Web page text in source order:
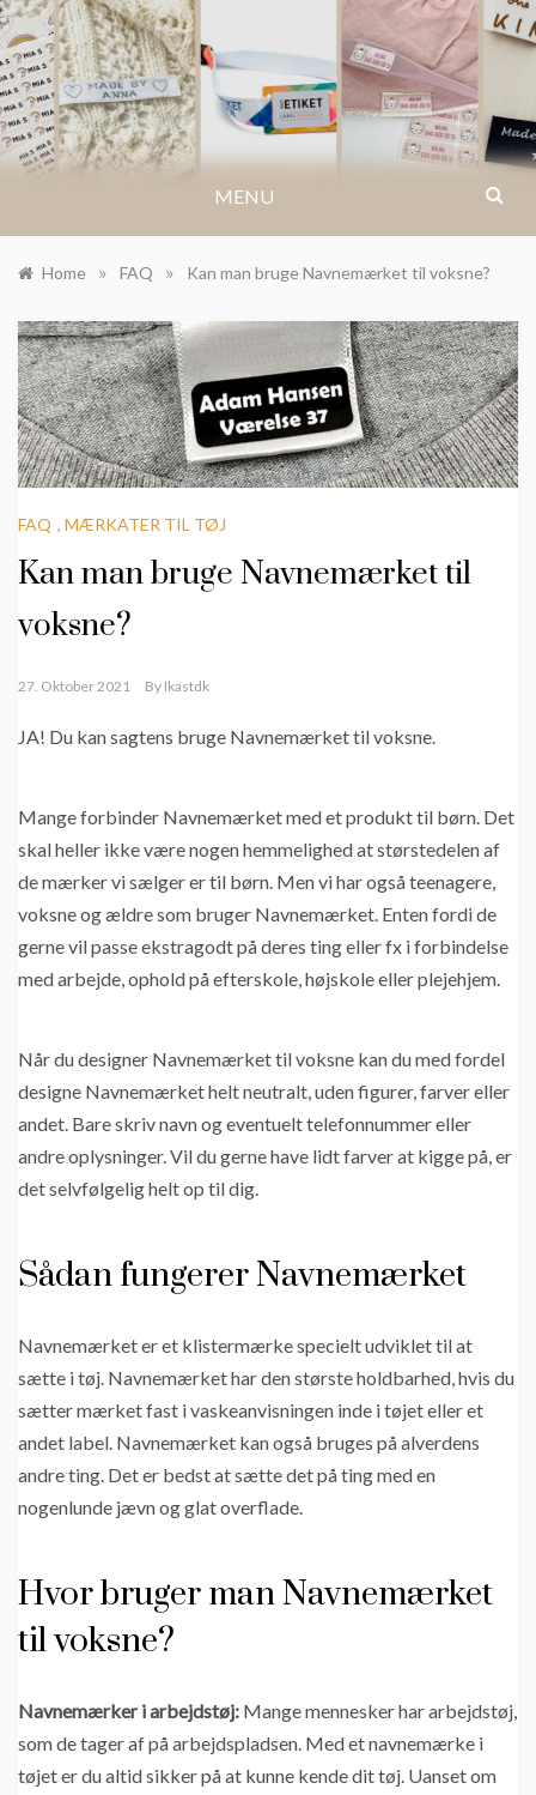
Skip
to
content
BLOG.IKASTETIKET.DK
MENU
Home » FAQ » Kan man bruge Navnemærket til voksne?
FAQ , MÆRKATER TIL TØJ
Kan man bruge Navnemærket til
voksne?
27. Oktober 2021 By Ikastdk
JA! Du kan sagtens bruge Navnemærket til voksne.
Mange forbinder Navnemærket med et produkt til børn. Det
skal heller ikke være nogen hemmelighed at størstedelen af
de mærker vi sælger er til børn. Men vi har også teenagere,
voksne og ældre som bruger Navnemærket. Enten fordi de
gerne vil passe ekstragodt på deres ting eller fx i forbindelse
med arbejde, ophold på efterskole, højskole eller plejehjem.
Når du designer Navnemærket til voksne kan du med fordel
designe Navnemærket helt neutralt, uden figurer, farver eller
andet. Bare skriv navn og eventuelt telefonnummer eller
andre oplysninger. Vil du gerne have lidt farver at kigge på, er
det selvfølgelig helt op til dig.
Sådan fungerer Navnemærket
Navnemærket er et klistermærke specielt udviklet til at
sætte i tøj. Navnemærket har den største holdbarhed, hvis du
sætter mærket fast i vaskeanvisningen inde i tøjet eller et
andet label. Navnemærket kan også bruges på alverdens
andre ting. Det er bedst at sætte det på ting med en
nogenlunde jævn og glat overflade.
Hvor bruger man Navnemærket
til voksne?
Navnemærker i arbejdstøj: Mange mennesker har arbejdstøj,
som de tager af på arbejdspladsen. Med et navnemærke i
tøjet er du altid sikker på at kunne kende dit tøj. Uanset om